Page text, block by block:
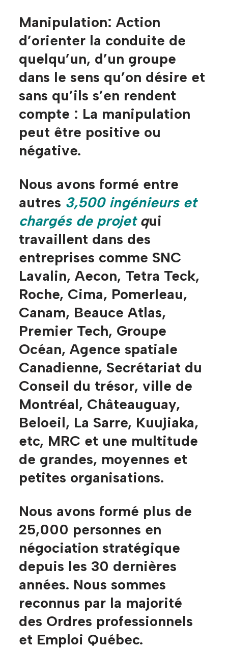
Manipulation: Action
d’orienter la conduite de
quelqu’un, d’un groupe
dans le sens qu’on désire et
sans qu’ils s’en rendent
compte : La manipulation
peut être positive ou
négative.
Nous avons formé entre
autres 3,500 ingénieurs et
chargés de projet qui
travaillent dans des
entreprises comme SNC
Lavalin, Aecon, Tetra Teck,
Roche, Cima, Pomerleau,
Canam, Beauce Atlas,
Premier Tech, Groupe
Océan, Agence spatiale
Canadienne, Secrétariat du
Conseil du trésor, ville de
Montréal, Châteauguay,
Beloeil, La Sarre, Kuujiaka,
etc, MRC et une multitude
de grandes, moyennes et
petites organisations.
Nous avons formé plus de
25,000 personnes en
négociation stratégique
depuis les 30 dernières
années. Nous sommes
reconnus par la majorité
des Ordres professionnels
et Emploi Québec.